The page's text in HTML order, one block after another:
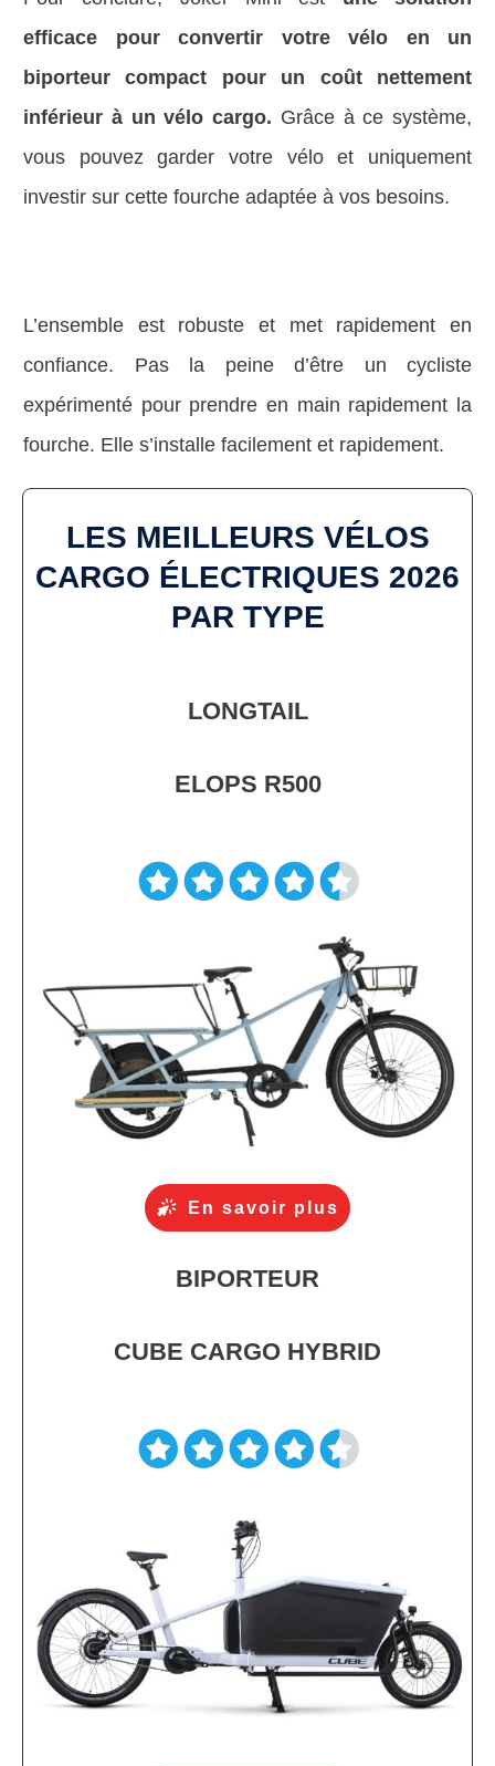
efficace pour convertir votre vélo en un
biporteur compact pour un coût nettement
inférieur à un vélo cargo. Grâce à ce système,
vous pouvez garder votre vélo et uniquement
investir sur cette fourche adaptée à vos besoins.
L’ensemble est robuste et met rapidement en
confiance. Pas la peine d’être un cycliste
expérimenté pour prendre en main rapidement la
fourche. Elle s’installe facilement et rapidement.
LES MEILLEURS VÉLOS
CARGO ÉLECTRIQUES 2026
PAR TYPE
LONGTAIL
ELOPS R500
En savoir plus
BIPORTEUR
CUBE CARGO HYBRID